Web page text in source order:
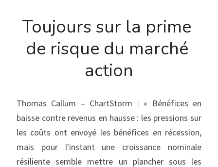
Toujours sur la prime
de risque du marché
action
Thomas Callum – ChartStorm : « Bénéfices en
baisse contre revenus en hausse : les pressions sur
les coûts ont envoyé les bénéfices en récession,
mais pour l'instant une croissance nominale
résiliente semble mettre un plancher sous les